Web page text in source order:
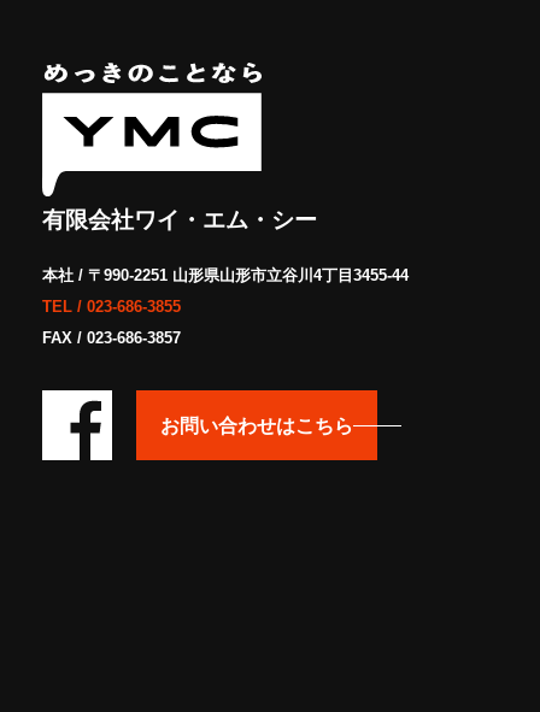
有限会社ワイ・エム・シー
本社 / 〒990-2251 山形県山形市立谷川4丁目3455-44
TEL / 023-686-3855
FAX / 023-686-3857
お問い合わせはこちら